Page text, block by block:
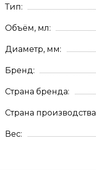
Тип
Объём, мл
Диаметр, мм
Бренд
Страна бренда
Страна производства
Вес